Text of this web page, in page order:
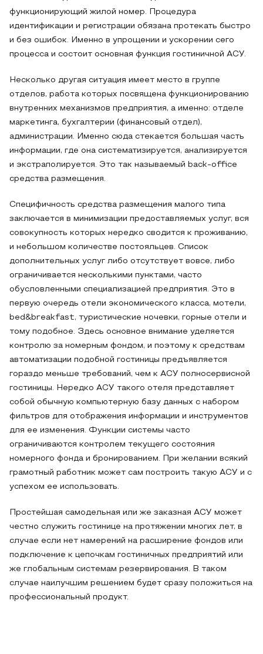
функционирующий жилой номер. Процедура
идентификации и регистрации обязана протекать быстро
и без ошибок. Именно в упрощении и ускорении сего
процесса и состоит основная функция гостиничной АСУ.
Несколько другая ситуация имеет место в группе
отделов, работа которых посвящена функционированию
внутренних механизмов предприятия, а именно: отделе
маркетинга, бухгалтерии (финансовый отдел),
администрации. Именно сюда стекается большая часть
информации, где она систематизируется, анализируется
и экстраполируется. Это так называемый back-office
средства размещения.
Специфичность средства размещения малого типа
заключается в минимизации предоставляемых услуг, вся
совокупность которых нередко сводится к проживанию,
и небольшом количестве постояльцев. Список
дополнительных услуг либо отсутствует вовсе, либо
ограничивается несколькими пунктами, часто
обусловленными специализацией предприятия. Это в
первую очередь отели экономического класса, мотели,
bed&breakfast, туристические ночевки, горные отели и
тому подобное. Здесь основное внимание уделяется
контролю за номерным фондом, и поэтому к средствам
автоматизации подобной гостиницы предъявляется
гораздо меньше требований, чем к АСУ полносервисной
гостиницы. Нередко АСУ такого отеля представляет
собой обычную компьютерную базу данных с набором
фильтров для отображения информации и инструментов
для ее изменения. Функции системы часто
ограничиваются контролем текущего состояния
номерного фонда и бронированием. При желании всякий
грамотный работник может сам построить такую АСУ и с
успехом ее использовать.
Простейшая самодельная или же заказная АСУ может
честно служить гостинице на протяжении многих лет, в
случае если нет намерений на расширение фондов или
подключение к цепочкам гостиничных предприятий или
же глобальным системам резервирования. В таком
случае наилучшим решением будет сразу положиться на
профессиональный продукт.